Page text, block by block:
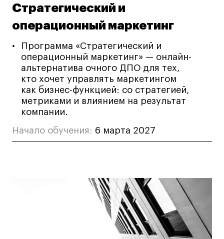
Стратегический и
операционный маркетинг
Программа «Стратегический и
операционный маркетинг» — онлайн-
альтернатива очного ДПО для тех,
кто хочет управлять маркетингом
как бизнес-функцией: со стратегией,
метриками и влиянием на результат
компании.
Начало обучения: 6 марта 2027